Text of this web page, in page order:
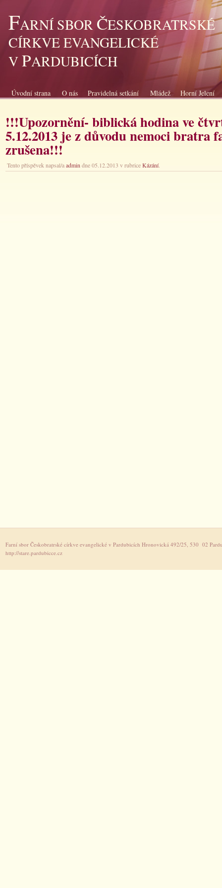
FARNÍ SBOR ČESKOBRATRSKÉ
CÍRKVE EVANGELICKÉ
VPARDUBICÍCH
Úvodní strana O nás Pravidelná setkání Mládež Horní Jelení
!!!Upozornění- biblická hodina ve
5.12.2013 je z důvodu nemoci bratra
zrušena!!!
Tento příspěvek napsal/aadmin dne 05.12.2013 v rubriceKázání.
Farní sbor Českobratrské církve evangelické v Pardubicích Hronovická 492/25, 530 02
http://stare.pardubicce.cz